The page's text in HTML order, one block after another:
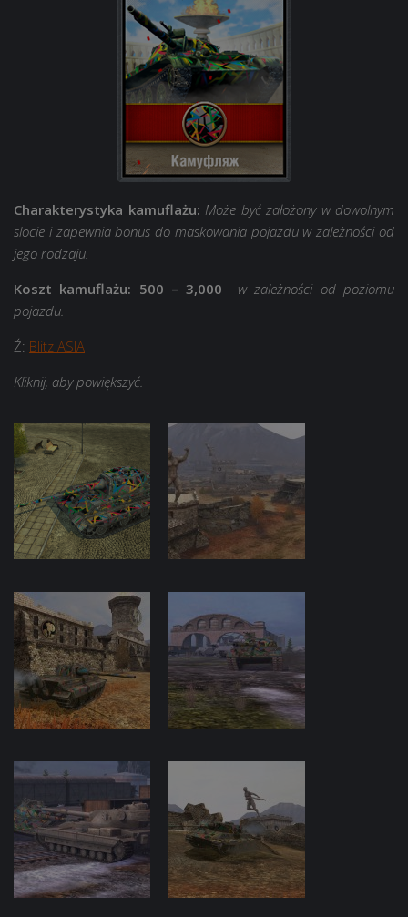
Charakterystyka kamuflażu: Może być założony w dowolnym
slocie i zapewnia bonus do maskowania pojazdu w zależności od
jego rodzaju.
Koszt kamuflażu: 500 – 3,000
w zależności od poziomu
pojazdu.
Ź: Blitz ASIA
Kliknij, aby powiększyć.